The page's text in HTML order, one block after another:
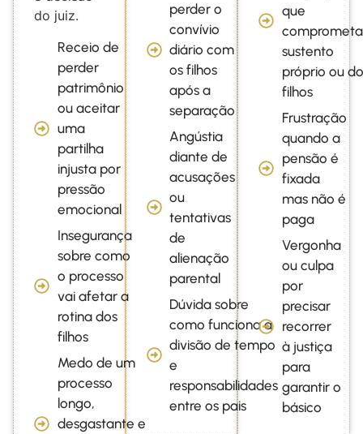
do juiz.
Receio de
perder
patrimônio
ou aceitar
uma
partilha
injusta por
pressão
emocional
Insegurança
sobre como
o processo
vai afetar a
rotina dos
filhos
Medo de um
processo
longo,
desgastante e
perder o
convívio
diário com
os filhos
após a
separação
Angústia
diante de
acusações
ou
tentativas
de
alienação
parental
Dúvida sobre
como funciona a
divisão de tempo
e
responsabilidades
entre os pais
que
sustento
próprio ou
filhos
Frustração
quando a
pensão é
fixada
mas não é
paga
Vergonha
ou culpa
por
precisar
recorrer
à justiça
para
garantir o
básico